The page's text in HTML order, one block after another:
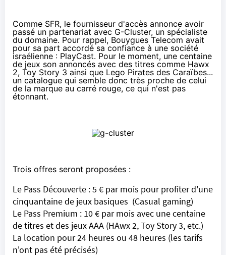
Comme SFR, le fournisseur d'accès annonce avoir
passé un partenariat avec G-Cluster, un spécialiste
du domaine. Pour rappel, Bouygues Telecom avait
pour sa part accordé sa confiance à une société
israélienne : PlayCast. Pour le moment, une centaine
de jeux son annoncés avec des titres comme Hawx
2, Toy Story 3 ainsi que Lego Pirates des Caraïbes...
un catalogue qui semble donc très proche de celui
de la marque au carré rouge, ce qui n'est pas
étonnant.
Trois offres seront proposées :
Le Pass Découverte : 5 € par mois pour profiter d'une
cinquantaine de jeux basiques (Casual gaming)
Le Pass Premium : 10 € par mois avec une centaine
de titres et des jeux AAA (HAwx 2, Toy Story 3, etc.)
La location pour 24 heures ou 48 heures (les tarifs
n'ont pas été précisés)